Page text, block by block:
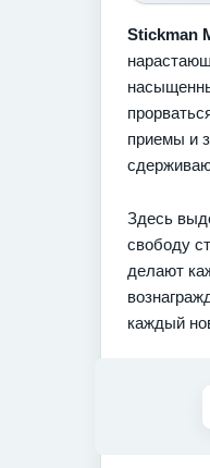
Stickman
приемы и
Здесь
свободу
делают
каждый